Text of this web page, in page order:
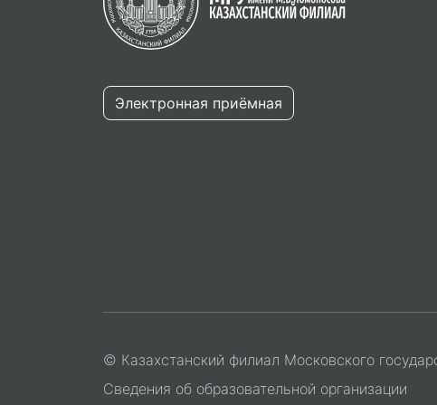
Электронная приёмная
© Казахстанский филиал Московского
Сведения об образовательной организации